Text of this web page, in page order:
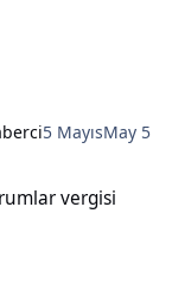
5 MayısMay 5
vergisi